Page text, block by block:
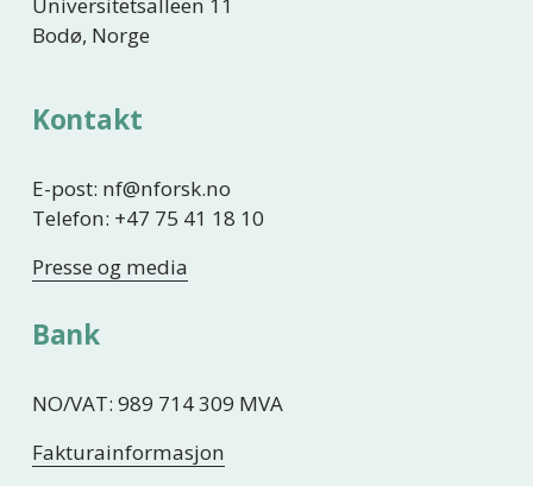
Bodø, Norge
Kontakt
E-post: nf@nforsk.no
Telefon: +47 75 41 18 10
Presse og media
Bank
NO/VAT: 989 714 309 MVA
Fakturainformasjon